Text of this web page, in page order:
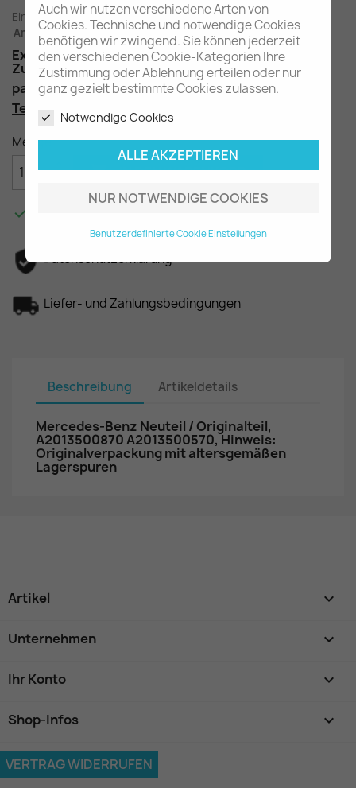
Auch wir nutzen verschiedene Arten von
Cookies. Technische und notwendige Cookies
benötigen wir zwingend. Sie können jederzeit
den verschiedenen Cookie-Kategorien Ihre
Zustimmung oder Ablehnung erteilen oder nur
ganz gezielt bestimmte Cookies zulassen.
Notwendige Cookies
ALLE AKZEPTIEREN
NUR NOTWENDIGE COOKIES
Benutzerdefinierte Cookie Einstellungen
Einschl. gesetzl. MwSt. zuzügl. Versandkosten
Am Lager - In 2-3 Tagen bei Ihnen (Inland)
Exzenterschraube für Einstellarbeiten an der
Zugstrebe der Hinterachse
passend für die Baureihen W201 & W124
Teilenummer
Menge
 IN DEN WARENKORB

Datenschutzerklärung
Liefer- und Zahlungsbedingungen
Beschreibung Artikeldetails
Mercedes-Benz Neuteil / Originalteil,
A2013500870 A2013500570, Hinweis:
Originalverpackung mit altersgemäßen
Lagerspuren
Artikel 
Unternehmen 
Ihr Konto 
Shop-Infos keyboard_arrow_down
VERTRAG WIDERRUFEN